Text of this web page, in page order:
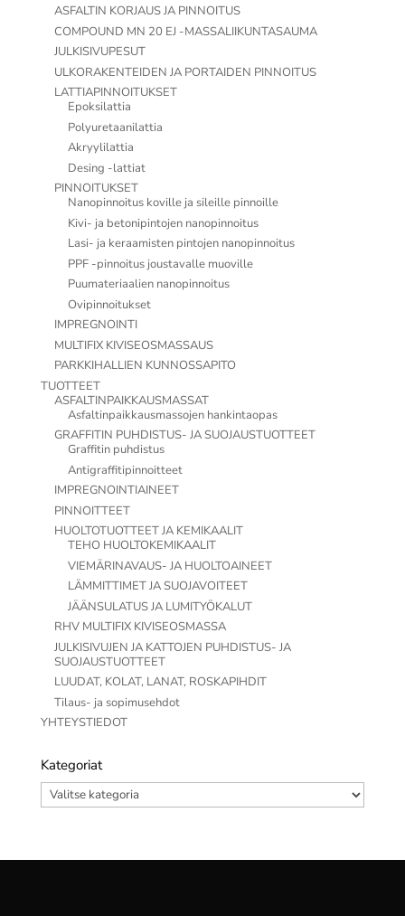
ASFALTIN KORJAUS JA PINNOITUS
COMPOUND MN 20 EJ -MASSALIIKUNTASAUMA
JULKISIVUPESUT
ULKORAKENTEIDEN JA PORTAIDEN PINNOITUS
LATTIAPINNOITUKSET
Epoksilattia
Polyuretaanilattia
Akryylilattia
Desing -lattiat
PINNOITUKSET
Nanopinnoitus koville ja sileille pinnoille
Kivi- ja betonipintojen nanopinnoitus
Lasi- ja keraamisten pintojen nanopinnoitus
PPF -pinnoitus joustavalle muoville
Puumateriaalien nanopinnoitus
Ovipinnoitukset
IMPREGNOINTI
MULTIFIX KIVISEOSMASSAUS
PARKKIHALLIEN KUNNOSSAPITO
TUOTTEET
ASFALTINPAIKKAUSMASSAT
Asfaltinpaikkausmassojen hankintaopas
GRAFFITIN PUHDISTUS- JA SUOJAUSTUOTTEET
Graffitin puhdistus
Antigraffitipinnoitteet
IMPREGNOINTIAINEET
PINNOITTEET
HUOLTOTUOTTEET JA KEMIKAALIT
TEHO HUOLTOKEMIKAALIT
VIEMÄRINAVAUS- JA HUOLTOAINEET
LÄMMITTIMET JA SUOJAVOITEET
JÄÄNSULATUS JA LUMITYÖKALUT
RHV MULTIFIX KIVISEOSMASSA
JULKISIVUJEN JA KATTOJEN PUHDISTUS- JA
SUOJAUSTUOTTEET
LUUDAT, KOLAT, LANAT, ROSKAPIHDIT
Tilaus- ja sopimusehdot
YHTEYSTIEDOT
Kategoriat
Kategoriat